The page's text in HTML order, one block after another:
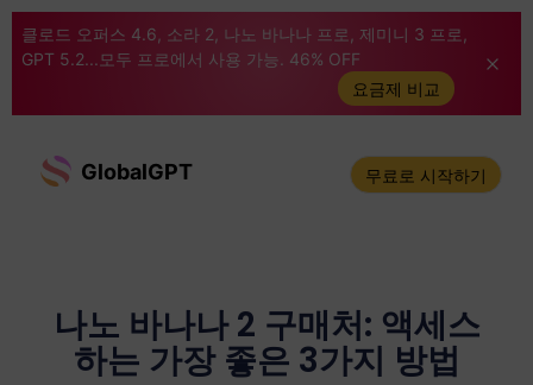
클로드 오퍼스 4.6, 소라 2, 나노 바나나 프로, 제미니 3 프로,
GPT 5.2...모두 프로에서 사용 가능. 46% OFF
요금제 비교
GlobalGPT 무료로 시작하기
나노 바나나 2 구매처: 액세스
하는 가장 좋은 3가지 방법